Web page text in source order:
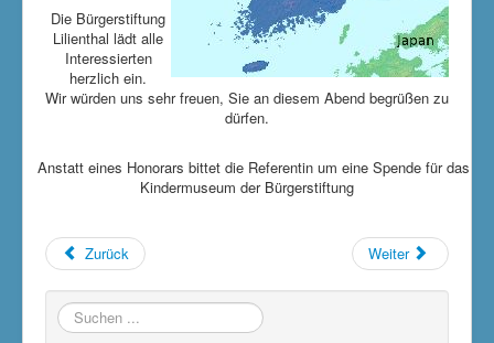
Die Bürgerstiftung
Lilienthal lädt alle
Interessierten
herzlich ein.
Wir würden uns sehr freuen, Sie an diesem Abend begrüßen zu
dürfen.
Anstatt eines Honorars bittet die Referentin um eine Spende für das
Kindermuseum der Bürgerstiftung
Zurück Weiter
Suchen
...